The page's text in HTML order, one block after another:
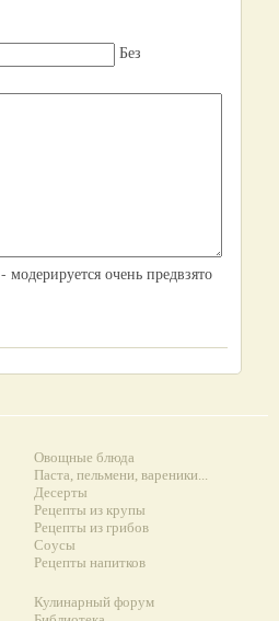
Без
- модерируется очень предвзято
Овощные блюда
Паста, пельмени, вареники...
Десерты
Рецепты из крупы
Рецепты из грибов
Соусы
Рецепты напитков
Кулинарный форум